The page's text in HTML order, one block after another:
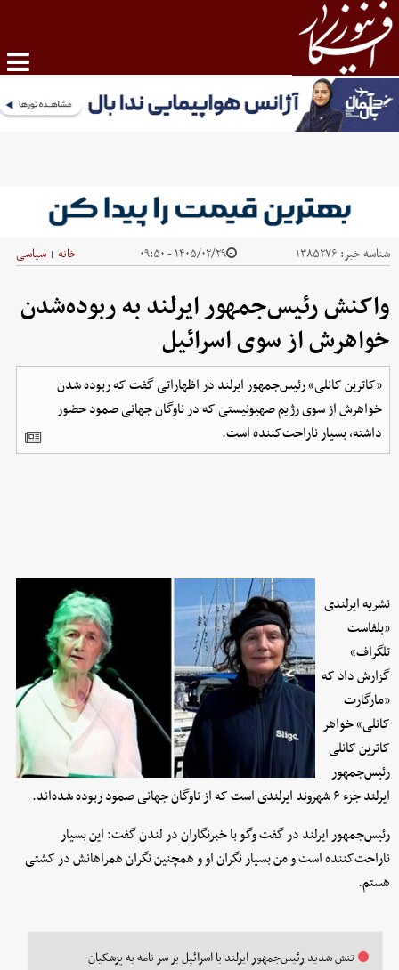
شناسه خبر: ۱۳۸۵۲۷۶ ۱۴۰۵/۰۲/۲۹ - ۰۹:۵۰ خانه | سیاسی
واکنش رئیس‌جمهور ایرلند به ربوده‌شدن
خواهرش از سوی اسرائیل
«کاترین کانلی» رئیس‌جمهور ایرلند در اظهاراتی گفت که ربوده شدن
خواهرش از سوی رژیم صهیونیستی که در ناوگان جهانی صمود حضور
داشته، بسیار ناراحت‌کننده است.
نشریه ایرلندی
«بلفاست
تلگراف»
گزارش داد که
«مارگارت
کانلی» خواهر
کاترین کانلی
رئیس‌جمهور
ایرلند جزء ۶ شهروند ایرلندی است که از ناوگان جهانی صمود ربوده شده‌اند.
رئیس‌جمهور ایرلند در گفت‌ وگو با خبرنگاران در لندن گفت: این بسیار
ناراحت‌کننده است و من بسیار نگران او و همچنین نگران همراهانش در کشتی
هستم.
تنش شدید رئیس‌جمهور ایرلند با اسرائیل بر سر نامه به پزشکیان